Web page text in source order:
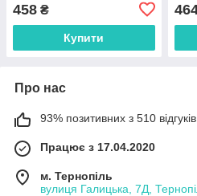
458 ₴
Купити
Про нас
93% позитивних з 510 відгуків
Працює з 17.04.2020
м. Тернопіль
вулиця Галицька, 7Д,